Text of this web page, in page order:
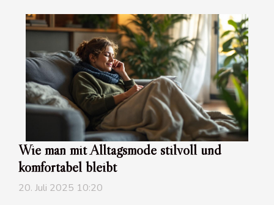
Wie man mit Alltagsmode stilvoll und
komfortabel bleibt
20. Juli 2025 10:20